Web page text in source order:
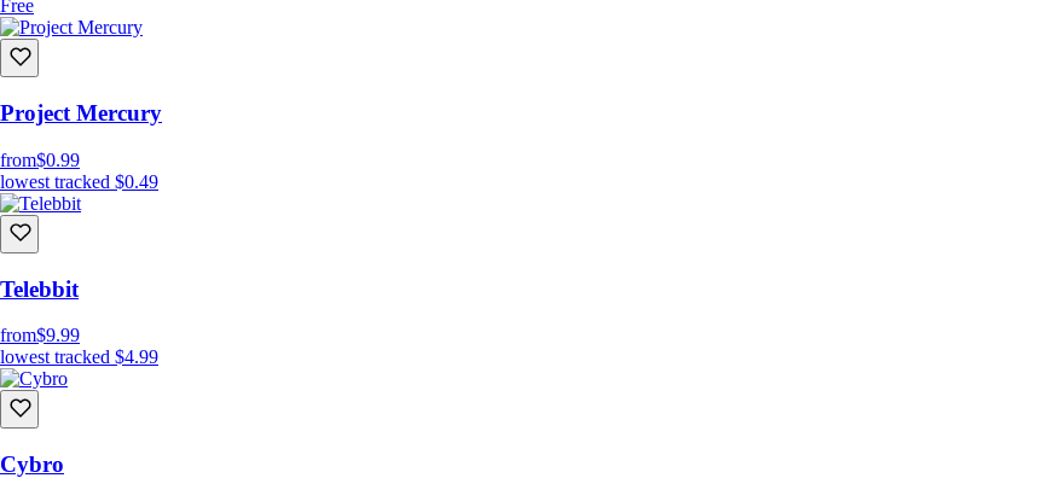
Free
Project Mercury
from$0.99
lowest tracked $0.49
Telebbit
from$9.99
lowest tracked $4.99
Cybro